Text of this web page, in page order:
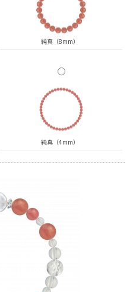
純真（8mm）
純真（4mm）